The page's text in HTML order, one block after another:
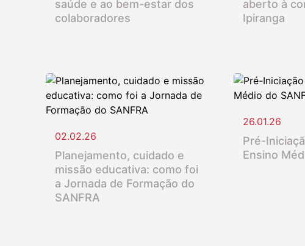
saúde e ao bem-estar dos
colaboradores
aberto à
Ipiranga
02.02.26
Planejamento, cuidado e
missão educativa: como foi
a Jornada de Formação do
SANFRA
26.01.26
Pré-
Ensino